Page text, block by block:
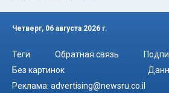
Четверг, 06 августа 2026 г.
Теги Обратная связь
Без картинок
Реклама: advertising@newsru.co.il